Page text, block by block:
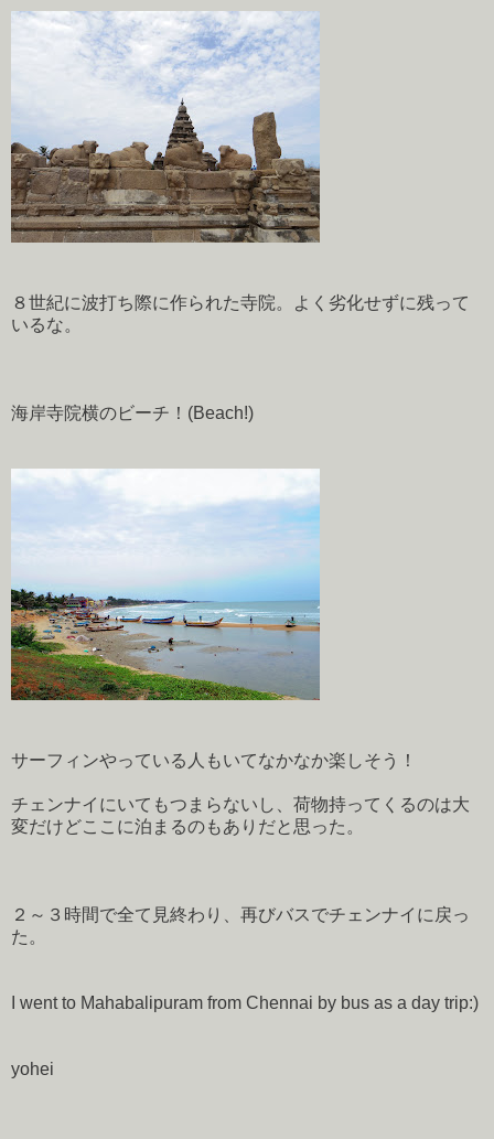
８世紀に波打ち際に作られた寺院。よく劣化せずに残って
いるな。
海岸寺院横のビーチ！(Beach!)
サーフィンやっている人もいてなかなか楽しそう！
チェンナイにいてもつまらないし、荷物持ってくるのは大
変だけどここに泊まるのもありだと思った。
２～３時間で全て見終わり、再びバスでチェンナイに戻っ
た。
I went to Mahabalipuram from Chennai by bus as a day trip:)
yohei